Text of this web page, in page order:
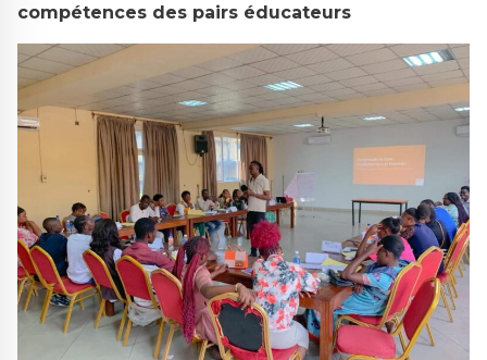
compétences des pairs éducateurs